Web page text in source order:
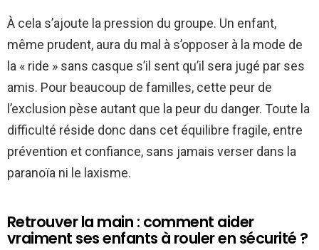
À cela s’ajoute la pression du groupe. Un enfant,
même prudent, aura du mal à s’opposer à la mode de
la « ride » sans casque s’il sent qu’il sera jugé par ses
amis. Pour beaucoup de familles, cette peur de
l’exclusion pèse autant que la peur du danger. Toute la
difficulté réside donc dans cet équilibre fragile, entre
prévention et confiance, sans jamais verser dans la
paranoïa ni le laxisme.
Retrouver la main : comment aider
vraiment ses enfants à rouler en sécurité ?